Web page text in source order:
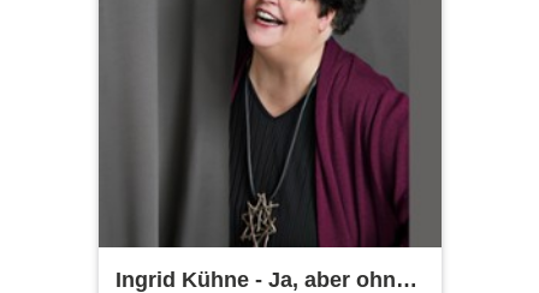
Ingrid Kühne - Ja, aber ohne